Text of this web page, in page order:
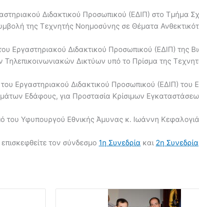
Διδακτικού Προσωπικού (ΕΔΙΠ) στο Τμήμα
της Τεχνητής Νοημοσύνης σε Θέματα
Εργαστηριακού Διδακτικού Προσωπικού (ΕΔΙΠ) της
Δικτύων υπό το Πρίσμα της
Εργαστηριακού Διδακτικού Προσωπικού (ΕΔΙΠ)
Εδάφους, για Προστασία Κρίσιμων
του Υφυπουργού Εθνικής Άμυνας κ. Ιωάννη
τον σύνδεσμο 1η Συνεδρία και 2η Συνεδρία